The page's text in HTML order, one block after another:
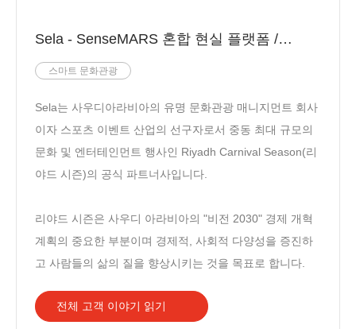
Sela - SenseMARS 혼합 현실 플랫폼 / SenseXperience 적용사례
스마트 문화관광
Sela는 사우디아라비아의 유명 문화관광 매니지먼트 회사
이자 스포츠 이벤트 산업의 선구자로서 중동 최대 규모의
문화 및 엔터테인먼트 행사인 Riyadh Carnival Season(리
야드 시즌)의 공식 파트너사입니다.
리야드 시즌은 사우디 아라비아의 "비전 2030" 경제 개혁
계획의 중요한 부분이며 경제적, 사회적 다양성을 증진하
고 사람들의 삶의 질을 향상시키는 것을 목표로 합니다.
전체 고객 이야기 읽기